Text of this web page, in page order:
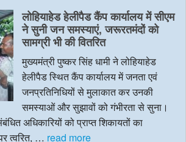
लोहियाहेड हेलीपैड कैंप कार्यालय में सीएम
ने सुनी जन समस्याएं, जरूरतमंदों को
सामग्री भी की वितरित
मुख्यमंत्री पुष्कर सिंह धामी ने लोहियाहेड
हेलीपैड स्थित कैंप कार्यालय में जनता एवं
जनप्रतिनिधियों से मुलाकात कर उनकी
समस्याओं और सुझावों को गंभीरता से सुना।
अधिकारियों को प्राप्त शिकायतों का
त्वरित, … read more